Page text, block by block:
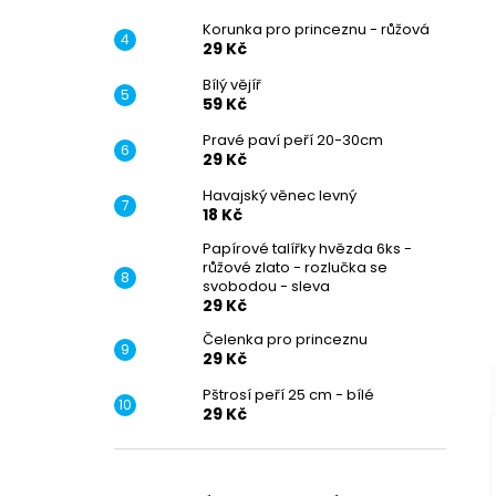
Korunka pro princeznu - růžová
29 Kč
Bílý vějíř
59 Kč
Pravé paví peří 20-30cm
29 Kč
Havajský věnec levný
18 Kč
Papírové talířky hvězda 6ks -
růžové zlato - rozlučka se
svobodou - sleva
29 Kč
Čelenka pro princeznu
29 Kč
Pštrosí peří 25 cm - bílé
29 Kč